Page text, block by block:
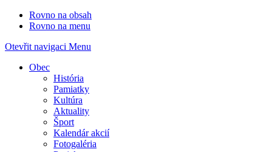
Rovno na obsah
Rovno na menu
Otevřit navigaci Menu
Obec
História
Pamiatky
Kultúra
Aktuality
Šport
Kalendár akcií
Fotogaléria